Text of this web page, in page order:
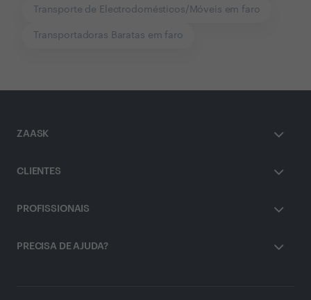
Transporte de Electrodomésticos/Móveis em faro
Transportadoras Baratas em faro
ZAASK
CLIENTES
PROFISSIONAIS
PRECISA DE AJUDA?